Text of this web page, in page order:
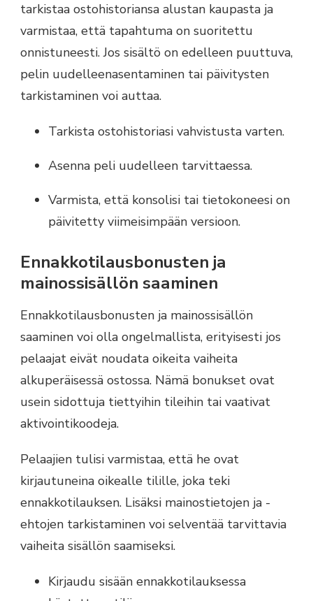
tarkistaa ostohistoriansa alustan kaupasta ja
varmistaa, että tapahtuma on suoritettu
onnistuneesti. Jos sisältö on edelleen puuttuva,
pelin uudelleenasentaminen tai päivitysten
tarkistaminen voi auttaa.
Tarkista ostohistoriasi vahvistusta varten.
Asenna peli uudelleen tarvittaessa.
Varmista, että konsolisi tai tietokoneesi on
päivitetty viimeisimpään versioon.
Ennakkotilausbonusten ja
mainossisällön saaminen
Ennakkotilausbonusten ja mainossisällön
saaminen voi olla ongelmallista, erityisesti jos
pelaajat eivät noudata oikeita vaiheita
alkuperäisessä ostossa. Nämä bonukset ovat
usein sidottuja tiettyihin tileihin tai vaativat
aktivointikoodeja.
Pelaajien tulisi varmistaa, että he ovat
kirjautuneina oikealle tilille, joka teki
ennakkotilauksen. Lisäksi mainostietojen ja -
ehtojen tarkistaminen voi selventää tarvittavia
vaiheita sisällön saamiseksi.
Kirjaudu sisään ennakkotilauksessa